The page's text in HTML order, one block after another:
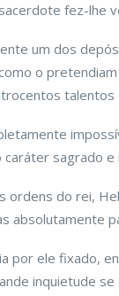
fez-lhe
um dos
o
caráter sagrado
ordens do rei,
absolutamente
por ele fixado,
inquietude